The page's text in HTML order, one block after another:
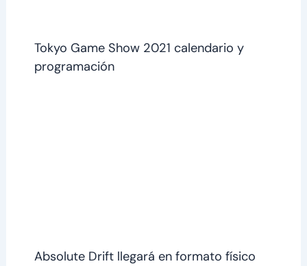
Tokyo Game Show 2021 calendario y
programación
Absolute Drift llegará en formato físico